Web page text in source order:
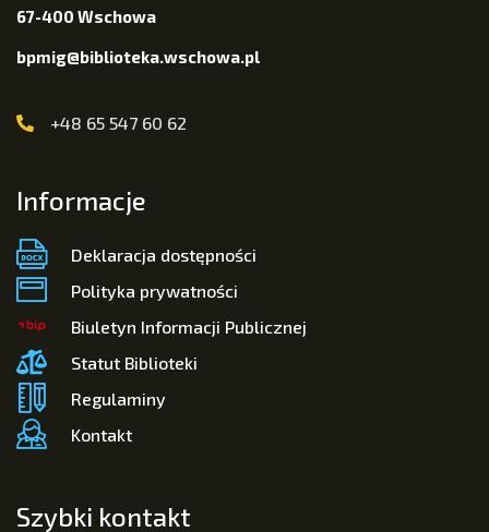
67-400 Wschowa
bpmig@biblioteka.wschowa.pl
+48 65 547 60 62
Informacje
Deklaracja dostępności
Polityka prywatności
Biuletyn Informacji Publicznej
Statut Biblioteki
Regulaminy
Kontakt
Szybki kontakt